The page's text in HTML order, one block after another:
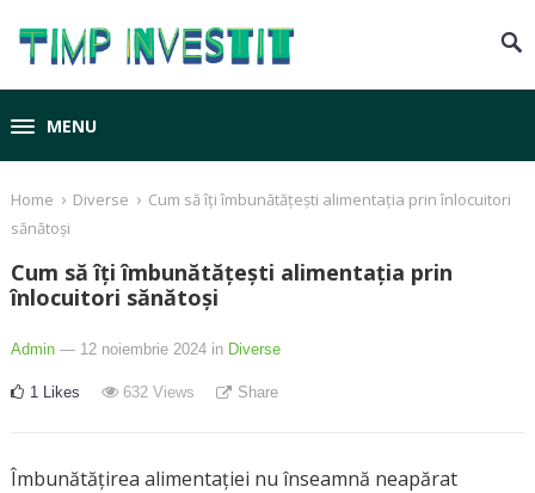
MENU
Home › Diverse › Cum să îți îmbunătățești alimentația prin înlocuitori
sănătoși
Cum să îți îmbunătățești alimentația prin
înlocuitori sănătoși
Admin — 12 noiembrie 2024 in Diverse
1 Likes 632Views Share
Îmbunătățirea alimentației nu înseamnă neapărat